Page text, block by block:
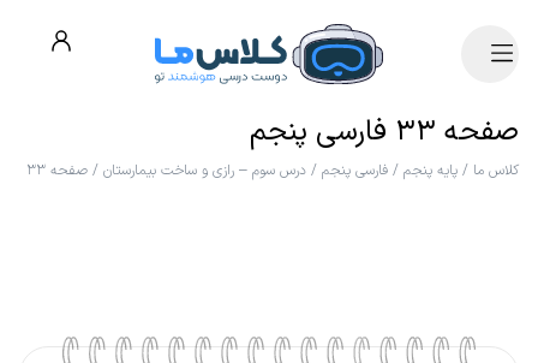
صفحه ۳۳ فارسی پنجم
کلاس ما / پایه پنجم / فارسی پنجم / درس سوم – رازی و ساخت بیمارستان / صفحه ۳۳